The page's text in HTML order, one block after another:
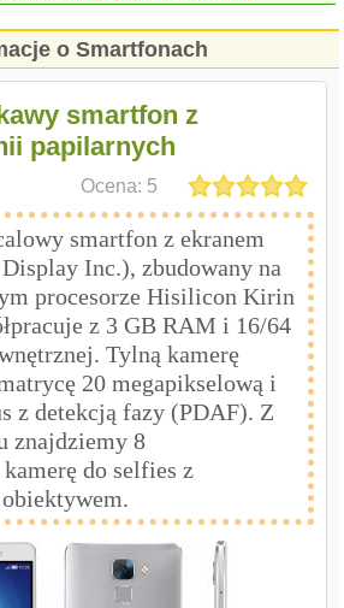
o Smartfonach
smartfon z
papilarnych
Ocena: 5
smartfon z ekranem
Inc.), zbudowany na
procesorze Hisilicon Kirin
z 3 GB RAM i 16/64
Tylną kamerę
20 megapikselową i
z detekcją fazy (PDAF). Z
znajdziemy 8
do selfies z